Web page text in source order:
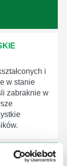
i
w stanie
zabraknie w